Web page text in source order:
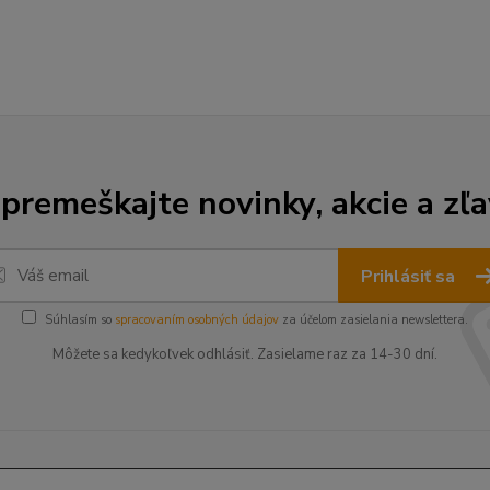
novinky, akcie a
Prihlásiť sa
Súhlasím so spracovaním osobných údajov za účelom zasielania newslettera.
Môžete sa kedykoľvek odhlásiť. Zasielame raz za 14-30 dní.